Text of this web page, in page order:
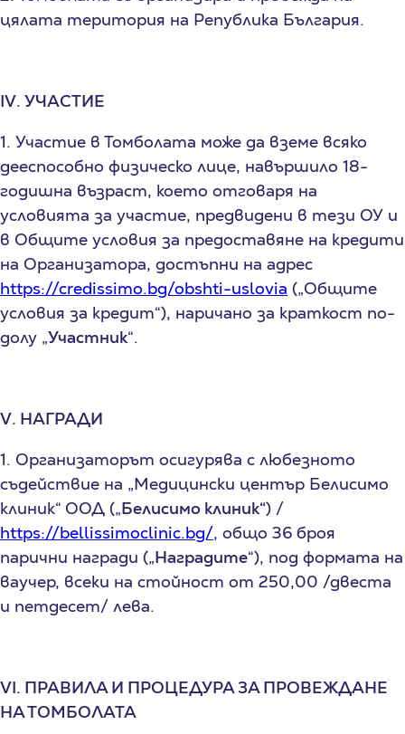
цялата територия на Република България.
IV. УЧАСТИЕ
1. Участие в Томболата може да вземе всяко
дееспособно физическо лице, навършило 18-
годишна възраст, което отговаря на
условията за участие, предвидени в тези ОУ и
в Общите условия за предоставяне на кредити
на Организатора, достъпни на адрес
https://credissimo.bg/obshti-uslovia („Общите
условия за кредит“), наричано за краткост по-
долу „Участник“.
V. НАГРАДИ
1. Организаторът осигурява с любезното
съдействие на „Медицински център Белисимо
клиник“ ООД („Белисимо клиник“) /
https://bellissimoclinic.bg/, общо 36 броя
парични награди („Наградите“), под формата на
ваучер, всеки на стойност от 250,00 /двеста
и петдесет/ лева.
VI. ПРАВИЛА И ПРОЦЕДУРА ЗА ПРОВЕЖДАНЕ
НА ТОМБОЛАТА